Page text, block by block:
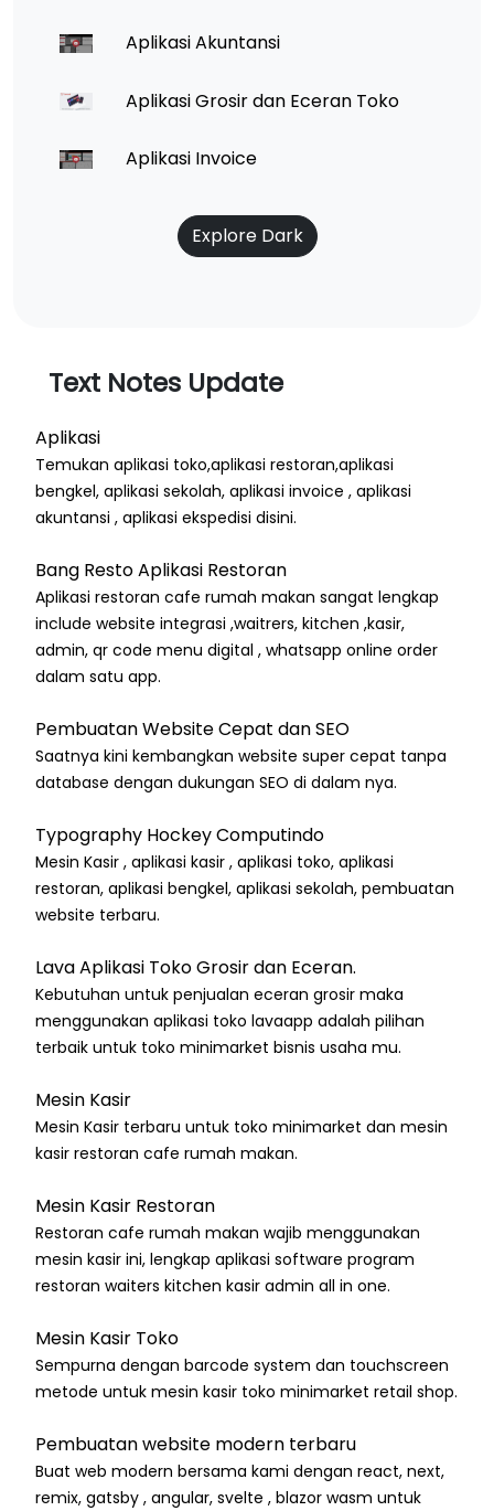
Aplikasi Akuntansi
Aplikasi Grosir dan Eceran Toko
Aplikasi Invoice
Explore Dark
Text Notes Update
Aplikasi
Temukan aplikasi toko,aplikasi restoran,aplikasi
bengkel, aplikasi sekolah, aplikasi invoice , aplikasi
akuntansi , aplikasi ekspedisi disini.
Bang Resto Aplikasi Restoran
Aplikasi restoran cafe rumah makan sangat lengkap
include website integrasi ,waitrers, kitchen ,kasir,
admin, qr code menu digital , whatsapp online order
dalam satu app.
Pembuatan Website Cepat dan SEO
Saatnya kini kembangkan website super cepat tanpa
database dengan dukungan SEO di dalam nya.
Typography Hockey Computindo
Mesin Kasir , aplikasi kasir , aplikasi toko, aplikasi
restoran, aplikasi bengkel, aplikasi sekolah, pembuatan
website terbaru.
Lava Aplikasi Toko Grosir dan Eceran.
Kebutuhan untuk penjualan eceran grosir maka
menggunakan aplikasi toko lavaapp adalah pilihan
terbaik untuk toko minimarket bisnis usaha mu.
Mesin Kasir
Mesin Kasir terbaru untuk toko minimarket dan mesin
kasir restoran cafe rumah makan.
Mesin Kasir Restoran
Restoran cafe rumah makan wajib menggunakan
mesin kasir ini, lengkap aplikasi software program
restoran waiters kitchen kasir admin all in one.
Mesin Kasir Toko
Sempurna dengan barcode system dan touchscreen
metode untuk mesin kasir toko minimarket retail shop.
Pembuatan website modern terbaru
Buat web modern bersama kami dengan react, next,
remix, gatsby , angular, svelte , blazor wasm untuk